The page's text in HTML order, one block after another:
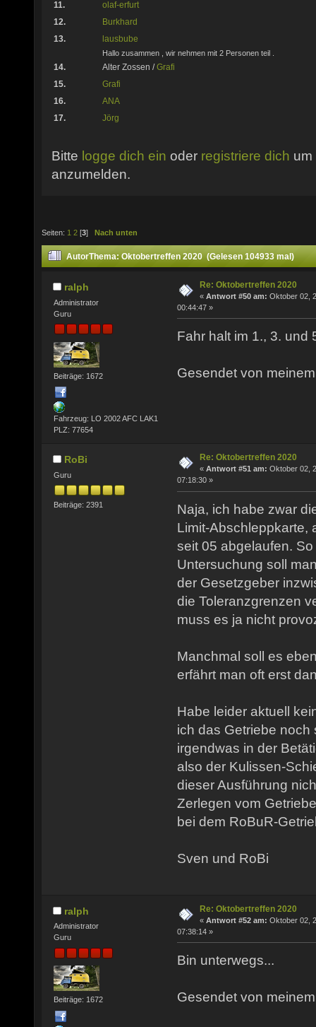
11.
olaf-erfurt
12.
Burkhard
13.
lausbube
Hallo zusammen , wir nehmen mit 2 Personen teil .
14. Alter Zossen /Grafi
15.
Grafi
16.
ANA
17.
Jörg
Bitte logge dich ein oder registriere dich um
anzumelden.
Seiten: 1 2 [3] Nach unten
AutorThema: Oktobertreffen 2020 (Gelesen 104933 mal)
ralph
Administrator
Guru
Beiträge: 1672
Fahrzeug: LO 2002 AFC LAK1
PLZ: 77654
Re: Oktobertreffen 2020
« Antwort #50 am: Oktober 02,
00:44:47 »
Fahr halt im 1., 3. und
Gesendet von
RoBi
Guru
Beiträge: 2391
Re: Oktobertreffen 2020
« Antwort #51 am: Oktober 02,
07:18:30 »
Naja, ich habe zwar
Limit-Abschleppkarte,
seit 05 abgelaufen.
Untersuchung soll
der Gesetzgeber
die Toleranzgrenzen
muss es ja nicht
Manchmal soll es
erfährt man oft erst
Habe leider aktuell
ich das Getriebe
irgendwas in der
also der Kulissen-
dieser Ausführung
Zerlegen vom
bei dem RoBuR-
Sven und RoBi
ralph
Administrator
Guru
Beiträge: 1672
Re: Oktobertreffen 2020
« Antwort #52 am: Oktober 02,
07:38:14 »
Bin unterwegs...
Gesendet von